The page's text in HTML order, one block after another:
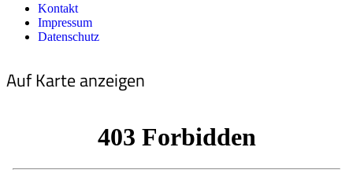
Kontakt
Impressum
Datenschutz
Auf Karte anzeigen